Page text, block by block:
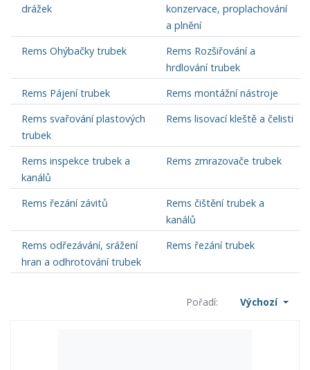
drážek
konzervace, proplachování
a plnění
Rems Ohýbačky trubek
Rems Rozšiřování a
hrdlování trubek
Rems Pájení trubek
Rems montážní nástroje
Rems svařování plastových
trubek
Rems lisovací kleště a čelisti
Rems inspekce trubek a
kanálů
Rems zmrazovače trubek
Rems řezání závitů
Rems čištění trubek a
kanálů
Rems odřezávání, srážení
hran a odhrotování trubek
Rems řezání trubek
Pořadí: Výchozí